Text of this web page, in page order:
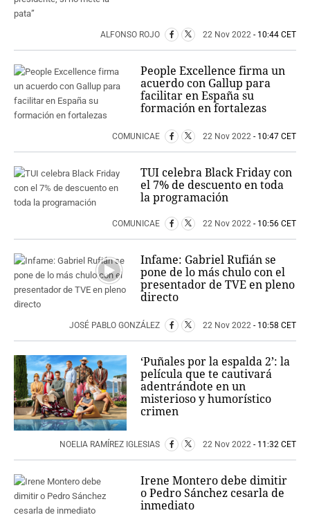
ALFONSO ROJO 22 Nov 2022 - 10:44 CET
People Excellence firma un
acuerdo con Gallup para
facilitar en España su
formación en fortalezas
COMUNICAE 22 Nov 2022 - 10:47 CET
TUI celebra Black Friday con
el 7% de descuento en toda
la programación
COMUNICAE 22 Nov 2022 - 10:56 CET
Infame: Gabriel Rufián se
pone de lo más chulo con el
presentador de TVE en pleno
directo
JOSÉ PABLO GONZÁLEZ 22 Nov 2022 - 10:58 CET
‘Puñales por la espalda 2’: la
película que te cautivará
adentrándote en un
misterioso y humorístico
crimen
NOELIA RAMÍREZ IGLESIAS 22 Nov 2022 - 11:32 CET
Irene Montero debe dimitir
o Pedro Sánchez cesarla de
inmediato